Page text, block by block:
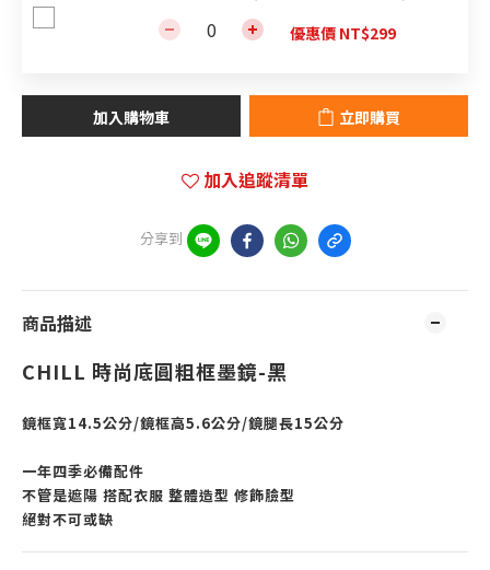
優惠價 NT$299
加入購物車 立即購買
加入追蹤清單
分享到
商品描述
CHILL 時尚底圓粗框墨鏡-黑
鏡框寬14.5公分/鏡框高5.6公分/鏡腿長15公分
一年四季必備配件
不管是遮陽 搭配衣服 整體造型 修飾臉型
絕對不可或缺